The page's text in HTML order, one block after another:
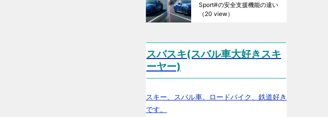
Sport#の安全支援機能の違い
（20 view）
スバスキ(スバル車大好きスキ
ーヤー)
スキー、スバル車、ロードバイク、鉄道好き
です。